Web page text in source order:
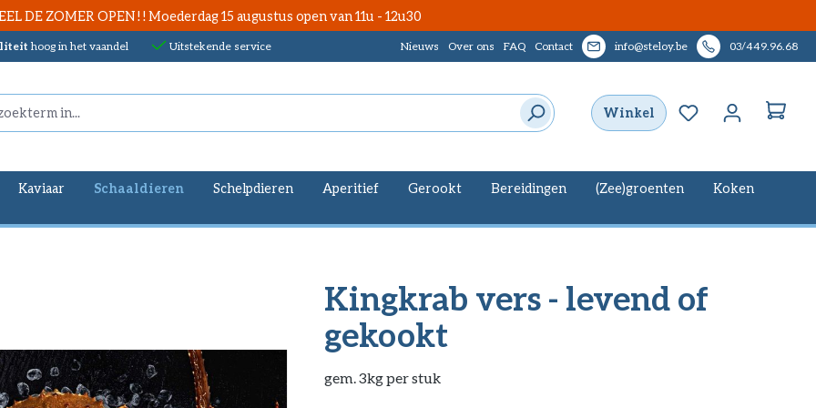
DE ZOMER OPEN ! ! Moederdag 15 augustus open van 11u - 12u30
hoog in het vaandel Uitstekende service 03/449.96.68
info@steloy.be
Nieuws Over ons FAQ Contact
Winkel Je hebt 0 items
Kaviaar Schaaldieren Schelpdieren Aperitief Gerookt Bereidingen (Zee)groenten
Koken
Kingkrab vers - levend of
gekookt
gem. 3kg per stuk